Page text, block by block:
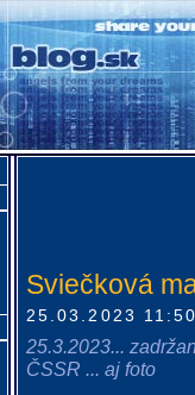
Sviečková
25.03.2023
25.3.2023...
ČSSR ... aj foto